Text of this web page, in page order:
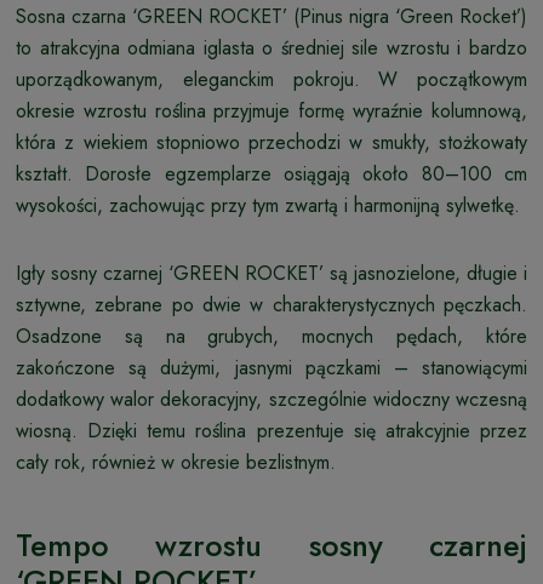
Sosna czarna ‘GREEN ROCKET’ (Pinus nigra ‘Green Rocket’)
to atrakcyjna odmiana iglasta o średniej sile wzrostu i bardzo
uporządkowanym, eleganckim pokroju. W początkowym
okresie wzrostu roślina przyjmuje formę wyraźnie kolumnową,
która z wiekiem stopniowo przechodzi w smukły, stożkowaty
kształt. Dorosłe egzemplarze osiągają około 80–100 cm
wysokości, zachowując przy tym zwartą i harmonijną sylwetkę.
Igły sosny czarnej ‘GREEN ROCKET’ są jasnozielone, długie i
sztywne, zebrane po dwie w charakterystycznych pęczkach.
Osadzone są na grubych, mocnych pędach, które
zakończone są dużymi, jasnymi pączkami – stanowiącymi
dodatkowy walor dekoracyjny, szczególnie widoczny wczesną
wiosną. Dzięki temu roślina prezentuje się atrakcyjnie przez
cały rok, również w okresie bezlistnym.
Tempo wzrostu sosny czarnej